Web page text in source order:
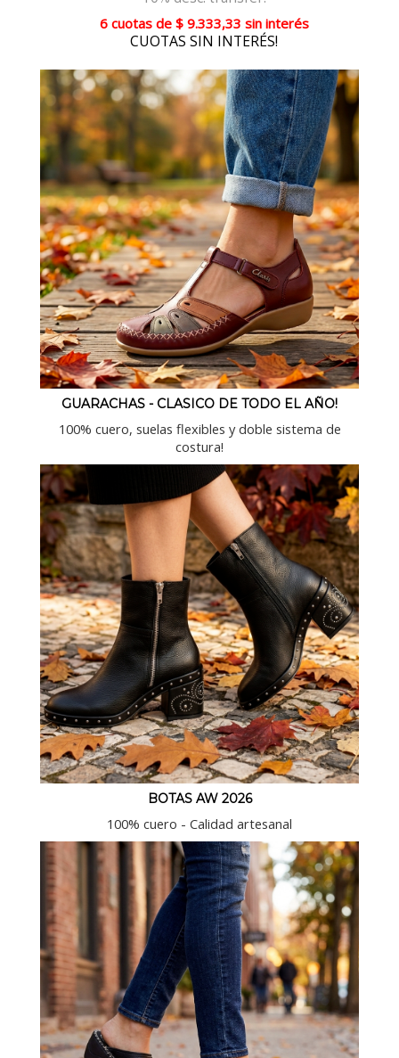
6 cuotasde $ 9.333,33 sin interés
CUOTAS SIN INTERÉS!
GUARACHAS - CLASICO DE TODO EL AÑO!
100% cuero, suelas flexibles y doble sistema de
costura!
BOTAS AW 2026
100% cuero - Calidad artesanal